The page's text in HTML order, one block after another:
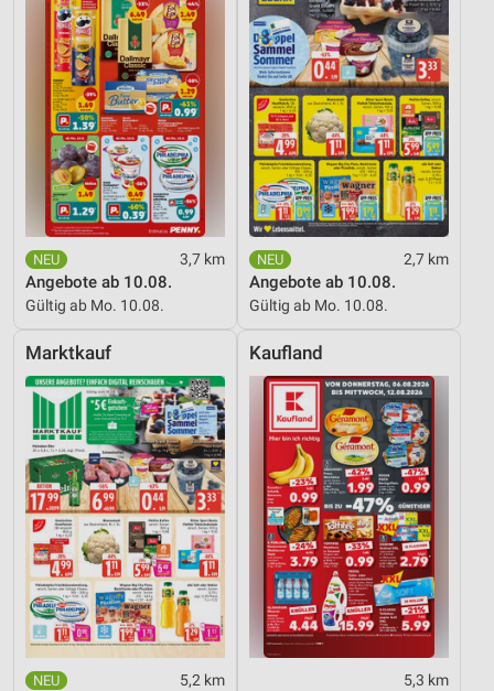
3,7 km
Angebote ab 10.08.
Gültig ab Mo. 10.08.
2,7 km
Angebote ab 10.08.
Gültig ab Mo. 10.08.
Marktkauf
5,2 km
Kaufland
5,3 km